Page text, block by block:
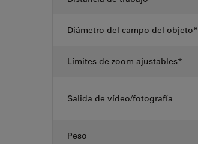
Diámetro del campo del objeto*
Límites de zoom ajustables*
Salida de vídeo/fotografía
Peso